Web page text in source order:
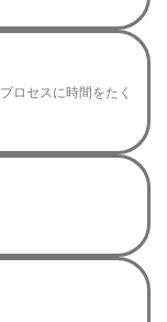
ロセスに時間をたく